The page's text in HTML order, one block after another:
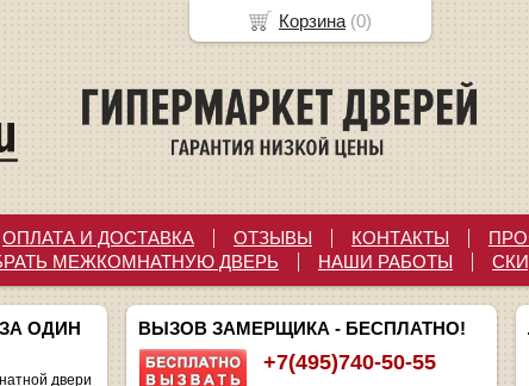
ОПЛАТА И ДОСТАВКА ОТЗЫВЫ КОНТАКТЫ
МЕЖКОМНАТНУЮ ДВЕРЬ НАШИ РАБОТЫ
ОДИН
двери
ВЫЗОВ ЗАМЕРЩИКА - БЕСПЛАТНО!
+7(495)740-50-55
Корзина (0)